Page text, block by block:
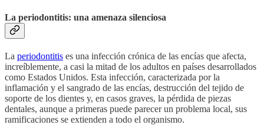
La periodontitis: una amenaza silenciosa
La periodontitis es una infección crónica de las encías que afecta,
increíblemente, a casi la mitad de los adultos en países desarrollados
como Estados Unidos. Esta infección, caracterizada por la
inflamación y el sangrado de las encías, destrucción del tejido de
soporte de los dientes y, en casos graves, la pérdida de piezas
dentales, aunque a primeras puede parecer un problema local, sus
ramificaciones se extienden a todo el organismo.